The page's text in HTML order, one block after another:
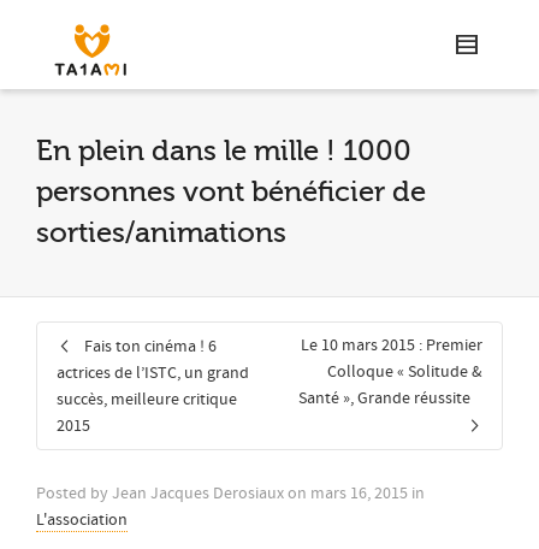
En plein dans le mille ! 1000
personnes vont bénéficier de
sorties/animations
Fais ton cinéma ! 6
actrices de l’ISTC, un grand
succès, meilleure critique
2015
Le 10 mars 2015 : Premier
Colloque « Solitude &
Santé », Grande réussite
Posted by Jean Jacques Derosiauxon mars 16, 2015 in
L'association